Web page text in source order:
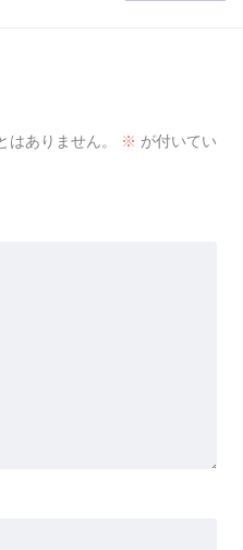
ありません。 ※ が付いてい